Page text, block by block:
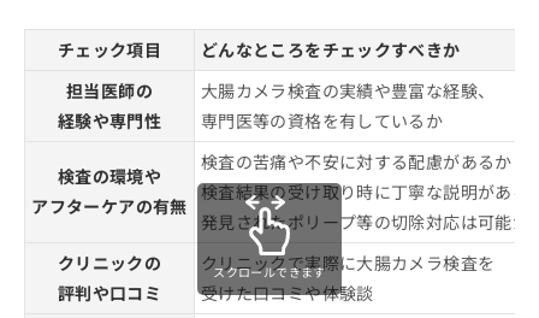
チェック項目
どんなところをチェックすべきか
担当医師の
経験や専門性
大腸カメラ検査の実績や豊富な経験、
専門医等の資格を有しているか
検査の環境や
アフターケアの有無
検査の苦痛や不安に対する配慮があるか
検査結果の受け取り時に丁寧な説明がある
発見されたポリープ等の切除対応は可能か
クリニックの
評判や口コミ
クリニックで実際に大腸カメラ検査を
受けた口コミや体験談
スクロールできます